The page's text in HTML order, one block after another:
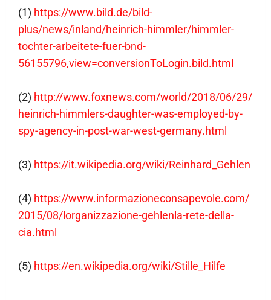
(1) https://www.bild.de/bild-
plus/news/inland/heinrich-himmler/himmler-
tochter-arbeitete-fuer-bnd-
56155796,view=conversionToLogin.bild.html
(2) http://www.foxnews.com/world/2018/06/29/
heinrich-himmlers-daughter-was-employed-by-
spy-agency-in-post-war-west-germany.html
(3) https://it.wikipedia.org/wiki/Reinhard_Gehlen
(4) https://www.informazioneconsapevole.com/
2015/08/lorganizzazione-gehlenla-rete-della-
cia.html
(5) https://en.wikipedia.org/wiki/Stille_Hilfe